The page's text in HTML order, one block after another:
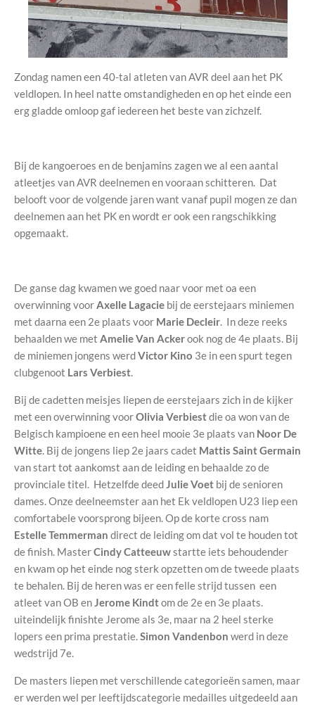
Zondag namen een 40-tal atleten van AVR deel aan het PK
veldlopen. In heel natte omstandigheden en op het einde een
erg gladde omloop gaf iedereen het beste van zichzelf.
Bij de kangoeroes en de benjamins zagen we al een aantal
atleetjes van AVR deelnemen en vooraan schitteren. Dat
belooft voor de volgende jaren want vanaf pupil mogen ze dan
deelnemen aan het PK en wordt er ook een rangschikking
opgemaakt.
De ganse dag kwamen we goed naar voor met oa een
overwinning voorAxelle Lagacie bij de eerstejaars miniemen
met daarna een 2e plaats voor Marie Decleir. In deze reeks
behaalden we met Amelie Van Ackerook nog de 4e plaats. Bij
de miniemen jongens werdVictor Kino 3e in een spurt tegen
clubgenoot Lars Verbiest.
Bij de cadetten meisjes liepen de eerstejaars zich in de kijker
met een overwinning voorOlivia Verbiestdie oa won van de
Belgisch kampioene en een heel mooie 3e plaats van Noor De
Witte. Bij de jongens liep 2e jaars cadet Mattis Saint Germain
van start tot aankomst aan de leiding en behaalde zo de
provinciale titel. Hetzelfde deedJulie Voet bij de senioren
dames. Onze deelneemster aan het Ek veldlopen U23 liep een
comfortabele voorsprong bijeen. Op de korte cross nam
Estelle Temmerman direct de leiding om dat vol te houden tot
de finish. MasterCindy Catteeuwstartte iets behoudender
en kwam op het einde nog sterk opzetten om de tweede plaats
te behalen. Bij de heren was er een felle strijd tussen een
atleet van OB enJerome Kindtom de 2e en 3e plaats.
uiteindelijk finishte Jerome als 3e, maar na 2 heel sterke
lopers een prima prestatie.Simon Vandenbon werd in deze
wedstrijd 7e.
De masters liepen met verschillende categorieën samen, maar
er werden wel per leeftijdscategorie medailles uitgedeeld aan